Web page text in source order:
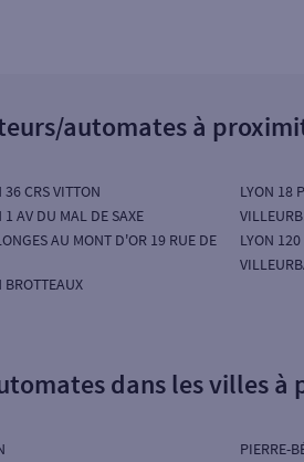
automates à
36 CRS VITTON
1 AV DU MAL DE SAXE
AU MONT D'OR 19 RUE DE
BROTTEAUX
LYON 18
LYON
dans les villes à
PIERRE-